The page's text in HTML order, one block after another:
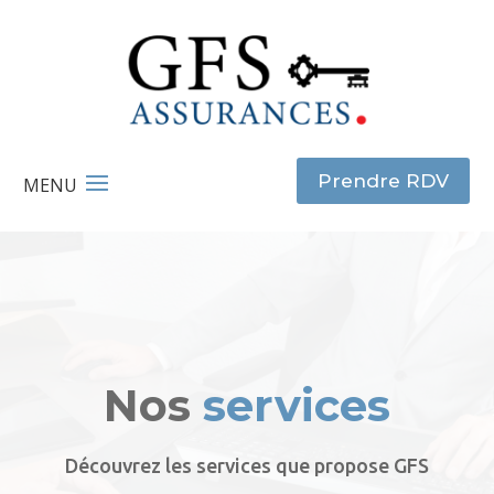
Prendre RDV
Nos services
Découvrez les services que propose GFS